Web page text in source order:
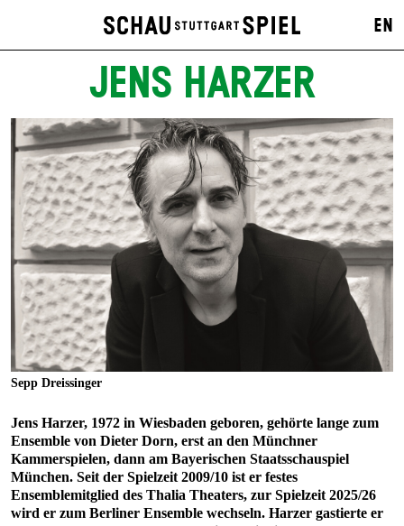
EN
JENS HARZER
Sepp Dreissinger
Jens Harzer, 1972 in Wiesbaden geboren, gehörte lange zum
Ensemble von Dieter Dorn, erst an den Münchner
Kammerspielen, dann am Bayerischen Staatsschauspiel
München. Seit der Spielzeit 2009/10 ist er festes
Ensemblemitglied des Thalia Theaters, zur Spielzeit 2025/26
wird er zum Berliner Ensemble wechseln. Harzer gastierte er